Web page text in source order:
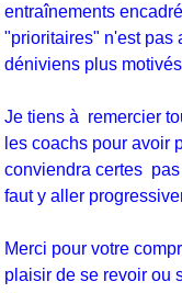
entraînements
"prioritaires" n'est pas
déniviens plus
Je tiens à remercier
les coachs pour avoir
conviendra certes pas
faut y aller
Merci pour votre
plaisir de se revoir ou